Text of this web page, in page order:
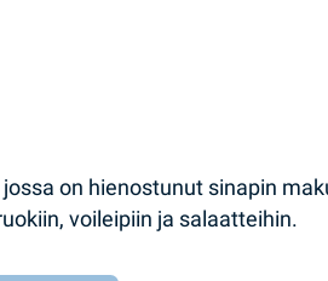
on hienostunut sinapin
voileipiin ja salaatteihin.